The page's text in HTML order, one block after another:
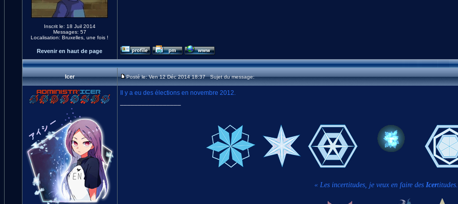
Inscrit le: 18 Juil 2014
Messages: 57
Localisation: Bruxelles, une fois !
Revenir en haut de page
Icer Posté le: Ven 12 Déc 2014 18:37 Sujet du message:
Il y a eu des élections en novembre 2012.
« Les incertitudes, je veux en faire des Icer